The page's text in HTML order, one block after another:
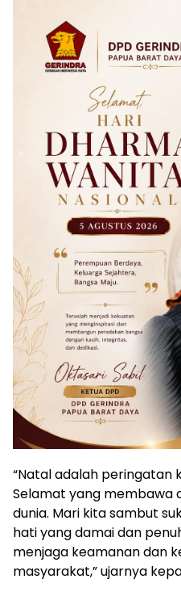
“Natal adalah peringatan
Selamat yang membawa
dunia. Mari kita sambut
hati yang damai dan
menjaga keamanan dan
masyarakat,” ujarnya